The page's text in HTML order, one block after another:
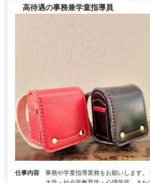
高待遇の事務兼学童指導員
仕事内容
事務や学童指導業務をお願いします